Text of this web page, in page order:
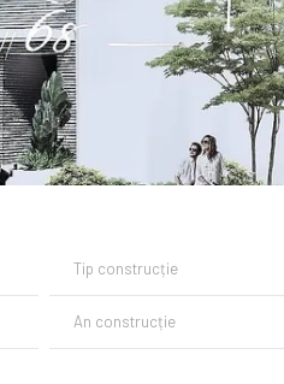
Tip construcție
An construcție